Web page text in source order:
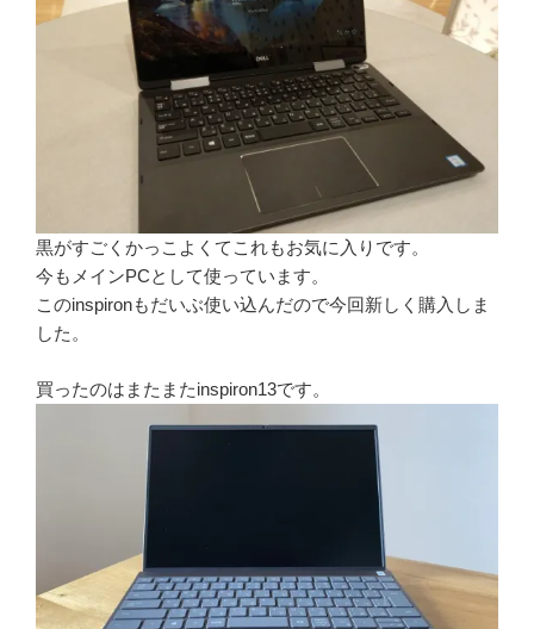
黒がすごくかっこよくてこれもお気に入りです。
今もメインPCとして使っています。
このinspironもだいぶ使い込んだので今回新しく購入しま
した。
買ったのはまたまたinspiron13です。